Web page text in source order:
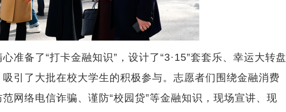
备了“打卡金融知识”，设计了“3·15”套套乐、幸运大转盘
引了大批在校大学生的积极参与。志愿者们围绕金融消费
网络电信诈骗、谨防“校园贷”等金融知识，现场宣讲、现